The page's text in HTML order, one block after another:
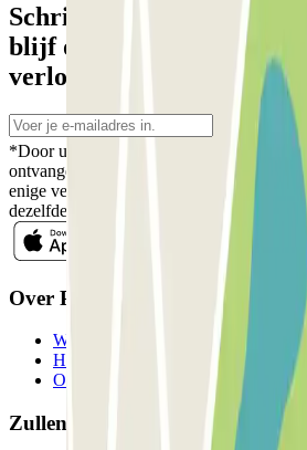
Schrijf je in voor onze
blijf op de hoogte van
verlotingen en vele andere
*Door u in te schrijven aanvaardt u ons
ontvangen van commerciële
enige verplichting kunt u zich uitschrijven
dezelfde nieuwsbrief.
Over Parclick
Wie we zijn
Hoe het werkt
Onze parkeergarages
Zullen we samenwerken?